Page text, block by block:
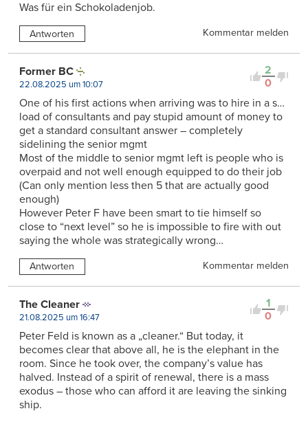
Was für ein Schokoladenjob.
Antworten Kommentar melden
2
0
Former BC
22.08.2025 um 10:07
One of his first actions when arriving was to hire in a s…
load of consultants and pay stupid amount of money to
get a standard consultant answer – completely
sidelining the senior mgmt
Most of the middle to senior mgmt left is people who is
overpaid and not well enough equipped to do their job
(Can only mention less then 5 that are actually good
enough)
However Peter F have been smart to tie himself so
close to “next level” so he is impossible to fire with out
saying the whole was strategically wrong…
Antworten Kommentar melden
1
0
The Cleaner
21.08.2025 um 16:47
Peter Feld is known as a „cleaner.“ But today, it
becomes clear that above all, he is the elephant in the
room. Since he took over, the company’s value has
halved. Instead of a spirit of renewal, there is a mass
exodus – those who can afford it are leaving the sinking
ship.